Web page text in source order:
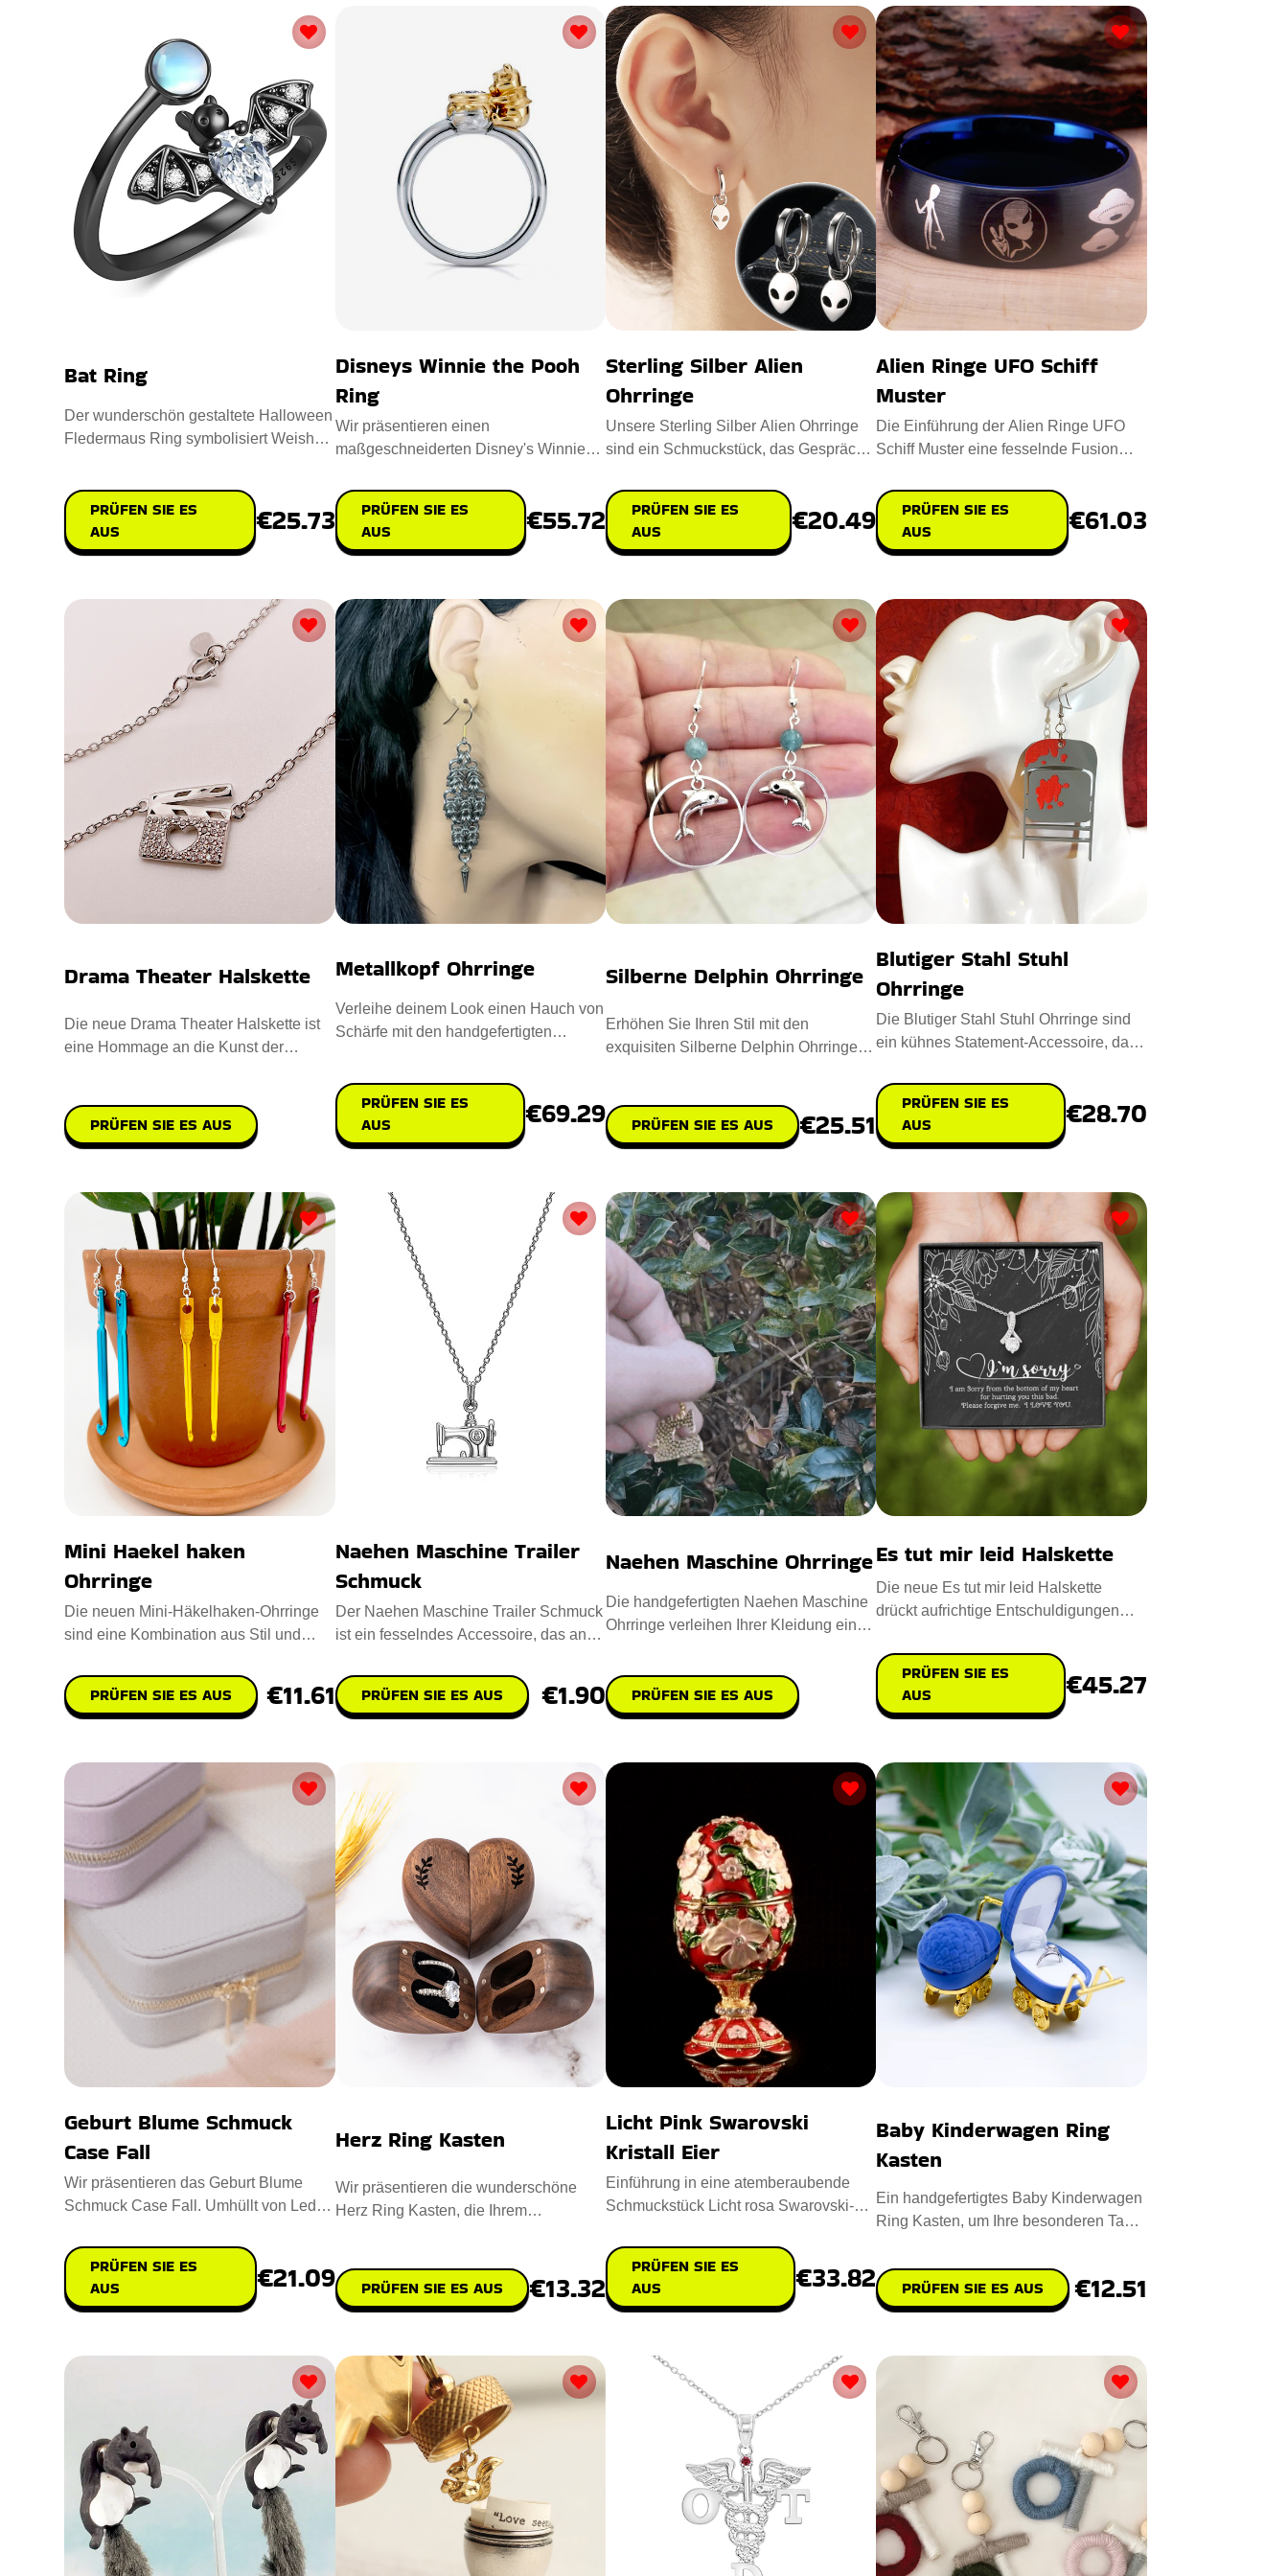
Bat Ring
Der wunderschön gestaltete Halloween
Fledermaus Ring symbolisiert Weisheit,
PRÜFEN SIE ES
AUS
€25.73
Disneys Winnie the Pooh
Ring
Wir präsentieren einen
maßgeschneiderten Disney's Winnie
schö
PRÜFEN SIE ES
AUS
€55.72
Sterling Silber Alien
Ohrringe
Unsere Sterling Silber Alien Ohrringe
sind ein Schmuckstück, das Gespräche
PRÜFEN SIE ES
AUS
€20.49
Alien Ringe UFO Schiff
Muster
Die Einführung der Alien Ringe UFO
Schiff Muster eine fesselnde Fusion
PRÜFEN SIE ES
AUS
€61.03
Drama Theater Halskette
Die neue Drama Theater Halskette ist
eine Hommage an die Kunst der
PRÜFEN SIE ES AUS
Metallkopf Ohrringe
Verleihe deinem Look einen Hauch von
Schärfe mit den handgefertigten
PRÜFEN SIE ES
AUS
€69.29
Silberne Delphin Ohrringe
Erhöhen Sie Ihren Stil mit den
exquisiten Silberne Delphin Ohrringe.
PRÜFEN SIE ES AUS €25.51
Blutiger Stahl Stuhl
Ohrringe
Die Blutiger Stahl Stuhl Ohrringe sind
ein kühnes Statement-Accessoire, das
PRÜFEN SIE ES
AUS
€28.70
Mini Haekel haken
Ohrringe
Die neuen Mini-Häkelhaken-Ohrringe
sind eine Kombination aus Stil und
PRÜFEN SIE ES AUS €11.61
Naehen Maschine Trailer
Schmuck
Der Naehen Maschine Trailer Schmuck
ist ein fesselndes Accessoire, das an
PRÜFEN SIE ES AUS €1.90
Naehen Maschine Ohrringe
Die handgefertigten Naehen Maschine
Ohrringe verleihen Ihrer Kleidung einen
PRÜFEN SIE ES AUS
Es tut mir leid Halskette
Die neue Es tut mir leid Halskette
drückt aufrichtige Entschuldigungen
PRÜFEN SIE ES
AUS
€45.27
Geburt Blume Schmuck
Case Fall
Wir präsentieren das Geburt Blume
Schmuck Case Fall. Umhüllt von Leder
PRÜFEN SIE ES
AUS
€21.09
Herz Ring Kasten
Wir präsentieren die wunderschöne
Herz Ring Kasten, die Ihrem
PRÜFEN SIE ES AUS €13.32
Licht Pink Swarovski
Kristall Eier
Einführung in eine atemberaubende
Schmuckstück Licht rosa Swarovski-
PRÜFEN SIE ES
AUS
€33.82
Baby Kinderwagen Ring
Kasten
Ein handgefertigtes Baby Kinderwagen
Ring Kasten, um Ihre besonderen Tage
PRÜFEN SIE ES AUS €12.51